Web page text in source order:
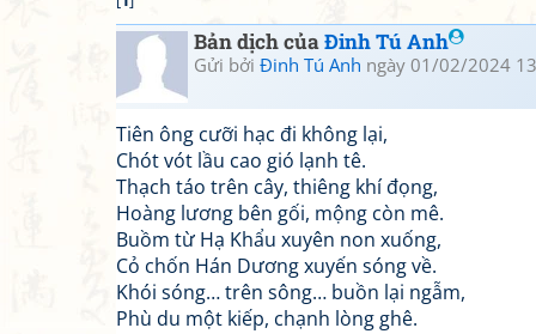
Bản dịch củaĐinh Tú Anh
Gửi bởi Đinh Tú Anh ngày 01/02/2024
Tiên ông cưỡi hạc đi không lại,
Chót vót lầu cao gió lạnh tê.
Thạch táo trên cây, thiêng khí đọng,
Hoàng lương bên gối, mộng còn mê.
Buồm từ Hạ Khẩu xuyên non xuống,
Cỏ chốn Hán Dương xuyến sóng về.
Khói sóng… trên sông… buồn lại ngẫm,
Phù du một kiếp, chạnh lòng ghê.